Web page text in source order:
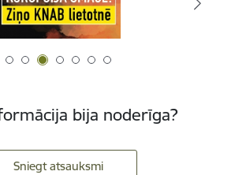
bija noderīga?
Sniegt atsauksmi